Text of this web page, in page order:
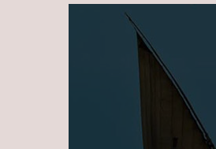
Skip to main content